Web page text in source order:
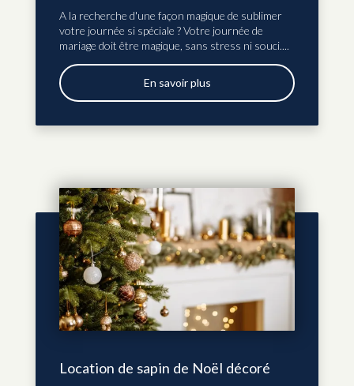
A la recherche d'une façon magique de sublimer
votre journée si spéciale ? Votre journée de
mariage doit être magique, sans stress ni souci....
En savoir plus
Location de sapin de Noël décoré